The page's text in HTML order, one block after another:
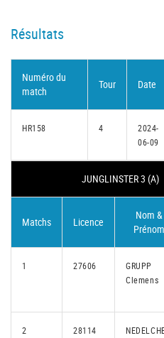
Résultats
Numéro du
match
Tour Date
HR158 4
2024-
06-09
JUNGLINSTER 3 (A)
Matchs Licence
Nom &
Prénom
1 27606
GRUPP
Clemens
2 28114